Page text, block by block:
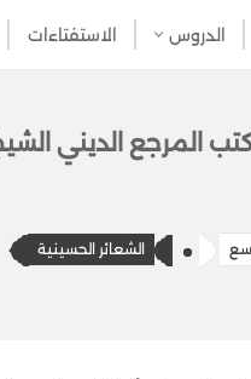
الدروس الاستفتاءات
المرج​ع الديني
الشعائر الحسينية